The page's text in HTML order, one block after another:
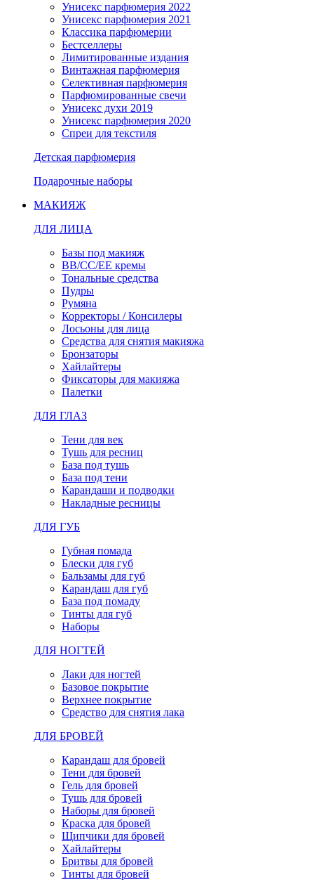
Унисекс парфюмерия 2022
Унисекс парфюмерия 2021
Классика парфюмерии
Бестселлеры
Лимитированные издания
Винтажная парфюмерия
Селективная парфюмерия
Парфюмированные свечи
Унисекс духи 2019
Унисекс парфюмерия 2020
Спреи для текстиля
Детская парфюмерия
Подарочные наборы
МАКИЯЖ
ДЛЯ ЛИЦА
Базы под макияж
BB/CC/EE кремы
Тональные средства
Пудры
Румяна
Корректоры / Консилеры
Лосьоны для лица
Средства для снятия макияжа
Бронзаторы
Хайлайтеры
Фиксаторы для макияжа
Палетки
ДЛЯ ГЛАЗ
Тени для век
Тушь для ресниц
База под тушь
База под тени
Карандаши и подводки
Накладные ресницы
ДЛЯ ГУБ
Губная помада
Блески для губ
Бальзамы для губ
Карандаш для губ
База под помаду
Тинты для губ
Наборы
ДЛЯ НОГТЕЙ
Лаки для ногтей
Базовое покрытие
Верхнее покрытие
Средство для снятия лака
ДЛЯ БРОВЕЙ
Карандаш для бровей
Тени для бровей
Гель для бровей
Тушь для бровей
Наборы для бровей
Краска для бровей
Щипчики для бровей
Хайлайтеры
Бритвы для бровей
Тинты для бровей